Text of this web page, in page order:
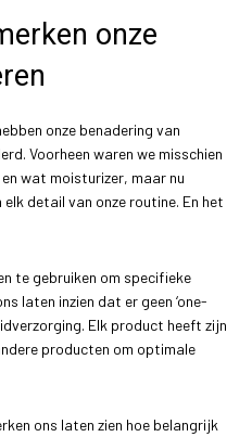
onze
onze benadering van
Voorheen waren we misschien
wat moisturizer, maar nu
detail van onze routine. En het
te gebruiken om specifieke
laten inzien dat er geen ‘one-
Elk product heeft zijn
producten om optimale
ons laten zien hoe belangrijk